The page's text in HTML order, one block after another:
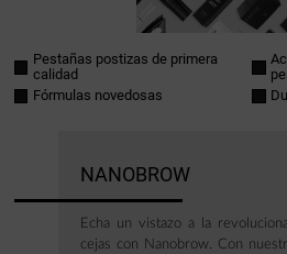
Pestañas postizas de primera
calidad
Fórmulas novedosas
NANOBROW
Echa un vistazo a la
cejas con Nanobrow. Con